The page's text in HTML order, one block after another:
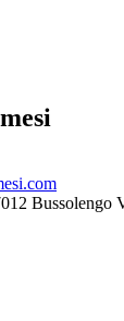
Bussolengo